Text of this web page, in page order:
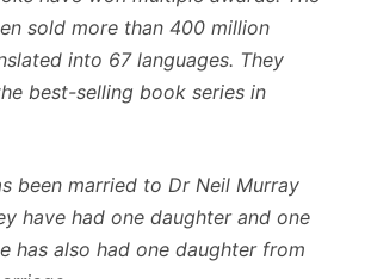
sold more than 400 million
into 67 languages. They
best-selling book series in
been married to Dr Neil Murray
have had one daughter and one
has also had one daughter from